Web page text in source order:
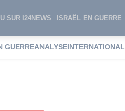
SUR I24NEWS ISRAËL EN GUERRE
GUERREANALYSEINTERNATIONAL
Gaza